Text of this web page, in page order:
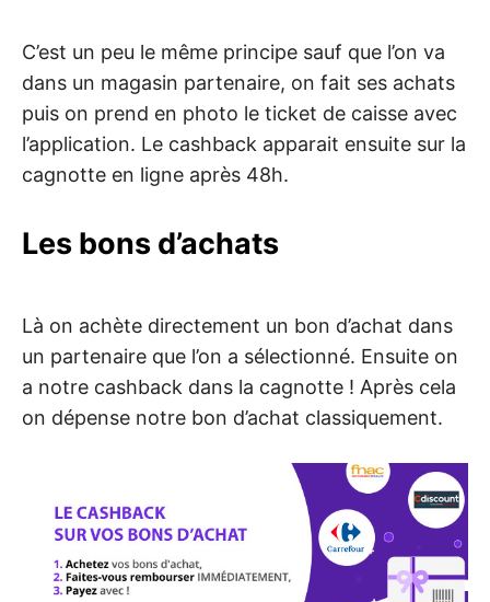
C’est un peu le même principe sauf que l’on va
dans un magasin partenaire, on fait ses achats
puis on prend en photo le ticket de caisse avec
l’application. Le cashback apparait ensuite sur la
cagnotte en ligne après 48h.
Les bons d’achats
Là on achète directement un bon d’achat dans
un partenaire que l’on a sélectionné. Ensuite on
a notre cashback dans la cagnotte ! Après cela
on dépense notre bon d’achat classiquement.